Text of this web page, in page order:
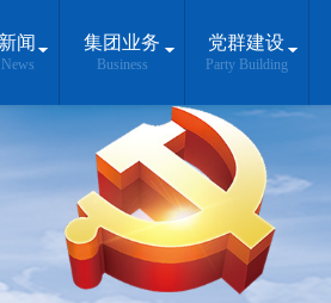
闻 集团业务
Business
党群建设
Party Building